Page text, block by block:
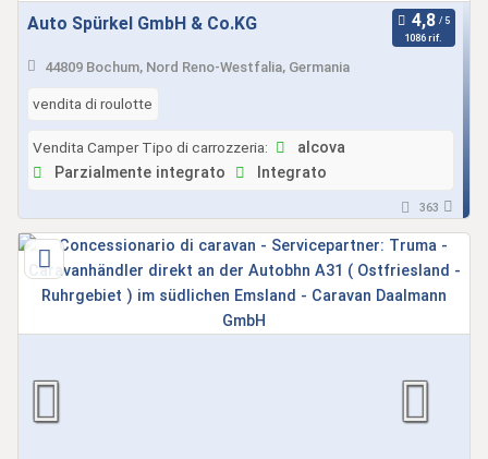
Auto Spürkel GmbH & Co.KG
1086 rif.
44809 Bochum, Nord Reno-Westfalia, Germania
vendita di roulotte
Vendita Camper Tipo di carrozzeria:
alcova
Parzialmente integrato
Integrato
363